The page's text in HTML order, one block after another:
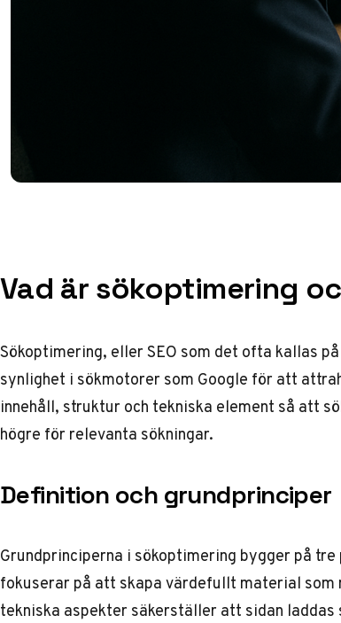
Vad är sökoptimering
Sökoptimering, eller SEO som det ofta kallas
synlighet i sökmotorer som Google för att
innehåll, struktur och tekniska element så att
högre för relevanta sökningar.
Definition och grundprinciper
Grundprinciperna i sökoptimering bygger på
fokuserar på att skapa värdefullt material som
tekniska aspekter säkerställer att sidan